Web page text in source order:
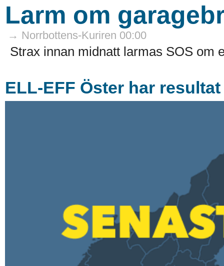
Larm om
→ Norrbottens-Kuriren 00:00
Strax innan midnatt larmas SOS om
ELL-EFF Öster har